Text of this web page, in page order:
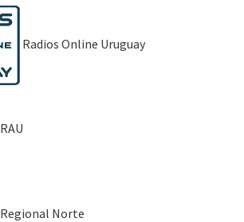
Radios Online Uruguay
RAU
Regional Norte